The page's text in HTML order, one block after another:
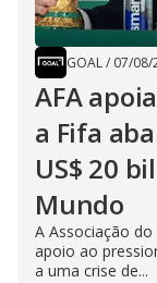
GOAL/ 07/08/
AFA
a Fifa
US$ 20
Mundo
A Associação
apoio ao
a uma crise de...